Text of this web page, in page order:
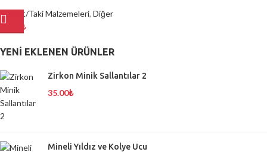
Aparat/Taki Malzemeleri, Diğer
75.00
₺
YENI EKLENEN ÜRÜNLER
Zirkon Minik Sallantılar 2
35.00₺
Mineli Yıldız ve Kolye Ucu